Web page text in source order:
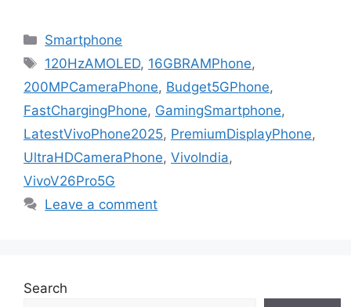
Categories
Smartphone
Tags
120HzAMOLED, 16GBRAMPhone,
200MPCameraPhone, Budget5GPhone,
FastChargingPhone, GamingSmartphone,
LatestVivoPhone2025, PremiumDisplayPhone,
UltraHDCameraPhone, VivoIndia,
VivoV26Pro5G
Leave a comment
Search